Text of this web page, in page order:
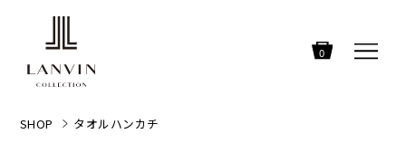
0
SHOP タオルハンカチ